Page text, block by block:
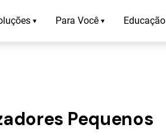
▾ Para Você ▾ Educação
Pequenos